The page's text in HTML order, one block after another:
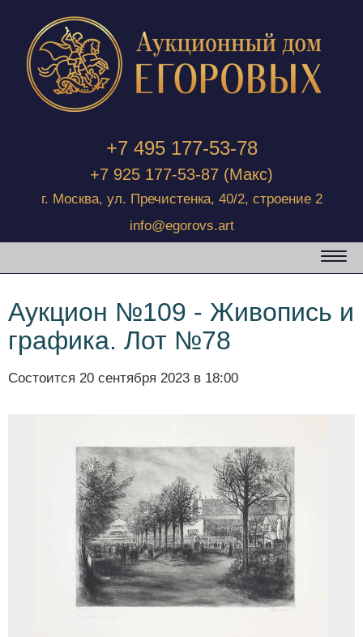
+7 495 177-53-78
+7 925 177-53-87 (Макс)
г. Москва, ул. Пречистенка, 40/2, строение 2
info@egorovs.art
Аукцион №109 - Живопись и
графика. Лот №78
Состоится 20 сентября 2023 в 18:00